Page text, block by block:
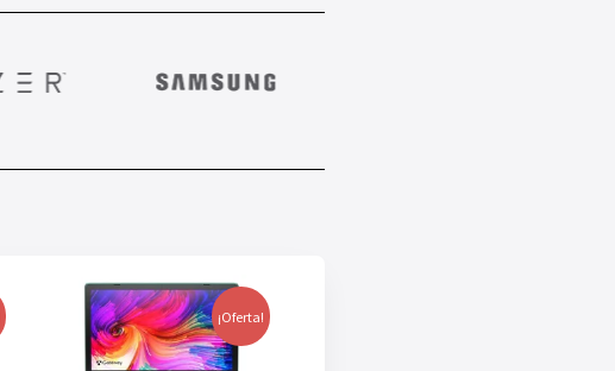
¡Oferta!